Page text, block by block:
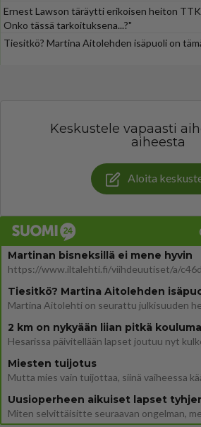
Ernest Lawson täräytti erikoisen heiton
Onko tässä tarkoituksena...?"
Tiesitkö? Martina Aitolehden isäpuoli on
Keskustele vapaasti
aiheesta
Aloita
Martinan bisneksillä ei mene hyvin
2 km on nykyään liian pitkä
Miesten tuijotus